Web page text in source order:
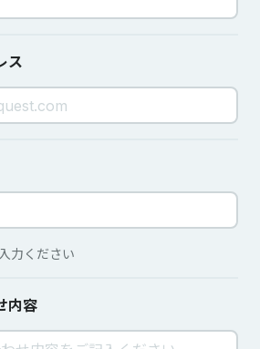
ス
力ください
内容